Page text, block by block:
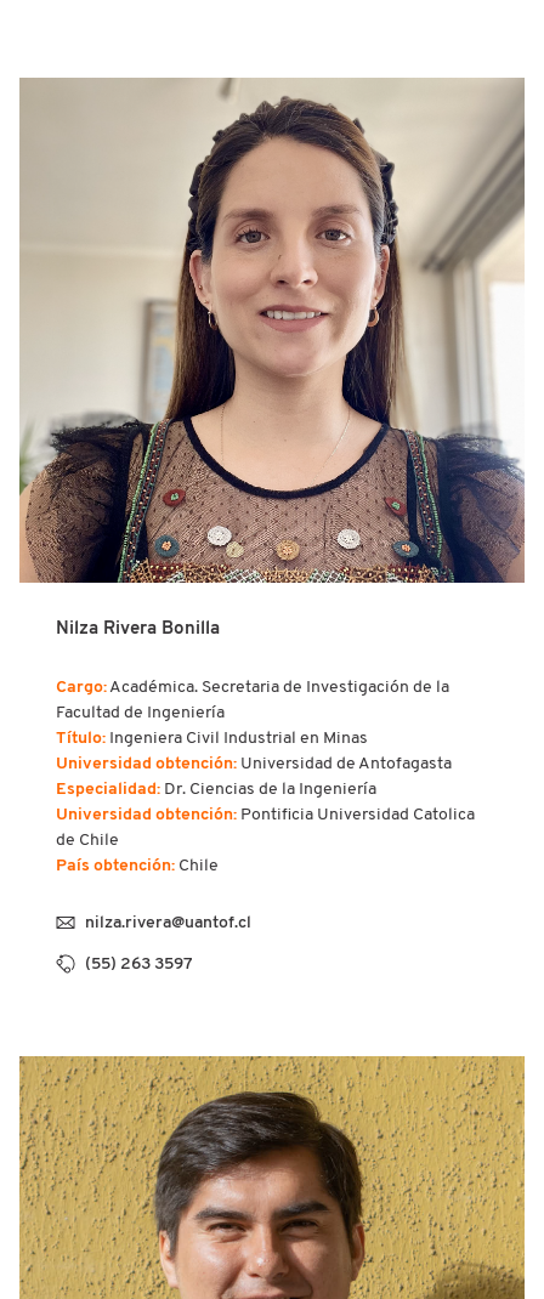
Nilza Rivera Bonilla
Cargo: Académica. Secretaria de Investigación de la
Facultad de Ingeniería
Título: Ingeniera Civil Industrial en Minas
Universidad obtención: Universidad de Antofagasta
Especialidad: Dr. Ciencias de la Ingeniería
Universidad obtención: Pontificia Universidad Catolica
de Chile
País obtención: Chile
nilza.rivera@uantof.cl
(55) 263 3597